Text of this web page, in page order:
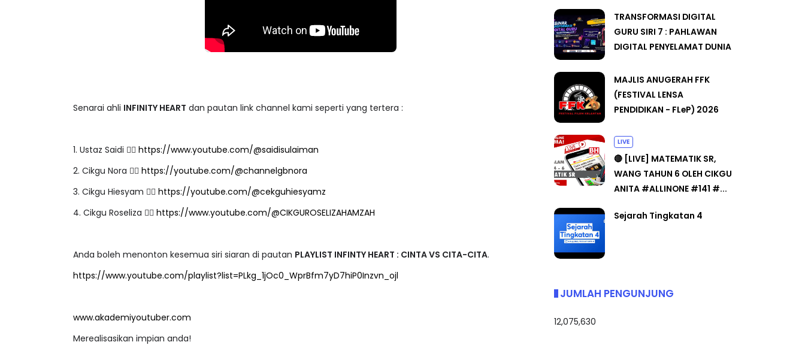
Senarai ahli INFINITY HEART dan pautan link channel kami seperti yang tertera :
1. Ustaz Saidi 👉🏻 https://www.youtube.com/@saidisulaiman
2. Cikgu Nora 👉🏻 https://youtube.com/@channelgbnora
3. Cikgu Hiesyam 👉🏻 https://youtube.com/@cekguhiesyamz
4. Cikgu Roseliza 👉🏻 https://www.youtube.com/@CIKGUROSELIZAHAMZAH
Anda boleh menonton kesemua siri siaran di pautan PLAYLIST INFINTY HEART : CINTA VS CITA-CITA.
https://www.youtube.com/playlist?list=PLkg_1jOc0_WprBfm7yD7hiP0Inzvn_ojl
www.akademiyoutuber.com
Merealisasikan impian anda!
TRANSFORMASI DIGITAL
GURU SIRI 7 : PAHLAWAN
DIGITAL PENYELAMAT DUNIA
MAJLIS ANUGERAH FFK
(FESTIVAL LENSA
PENDIDIKAN - FLeP) 2026
LIVE
🔴 [LIVE] MATEMATIK SR,
WANG TAHUN 6 OLEH CIKGU
ANITA #ALLINONE #141 #...
Sejarah Tingkatan 4
JUMLAH PENGUNJUNG
12,075,630